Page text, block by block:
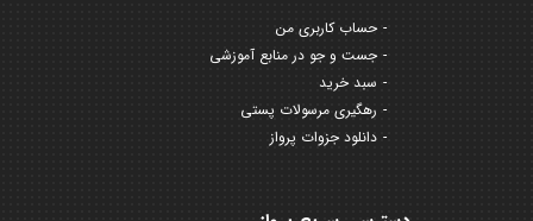
حساب کاربری من
جست و جو در منابع آموزشی
سبد خرید
رهگیری مرسولات پستی
دانلود جزوات پرواز